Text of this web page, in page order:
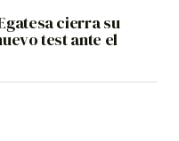
cierra su
test ante el